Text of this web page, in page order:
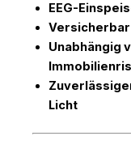
EEG-
Versicherbar
Unabhängig
Licht